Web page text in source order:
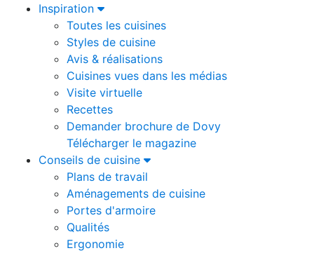
Inspiration
Toutes les cuisines
Styles de cuisine
Avis & réalisations
Cuisines vues dans les médias
Visite virtuelle
Recettes
Demander brochure de Dovy
Télécharger le magazine
Conseils de cuisine
Plans de travail
Aménagements de cuisine
Portes d'armoire
Qualités
Ergonomie